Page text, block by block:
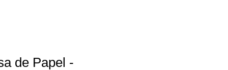
de Papel -